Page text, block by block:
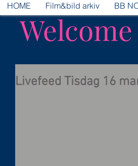
HOME Film&bild arkiv BB
Livefeed Tisdag 16